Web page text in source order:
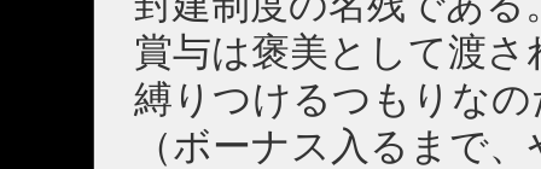
賞与は褒美として渡さ
縛りつけるつもりなの
（ボーナス入るまで